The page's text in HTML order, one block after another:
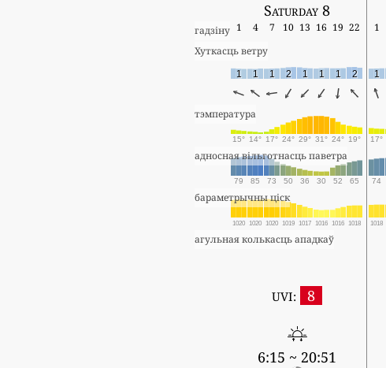
Saturday 8
гадзіну 1 4 7 10 13 16 19 22 1
Хуткасць ветру
1 1 1 2 1 1 1 2 1
тэмпература
15° 14° 17° 24° 29° 31° 24° 19° 17°
адносная вільготнасць паветра
79 85 73 50 36 30 52 65 74
бараметрычны ціск
1020 1020 1020 1019 1017 1016 1016 1018 1018
агульная колькасць ападкаў
UVI: 8
6:15 ~ 20:51